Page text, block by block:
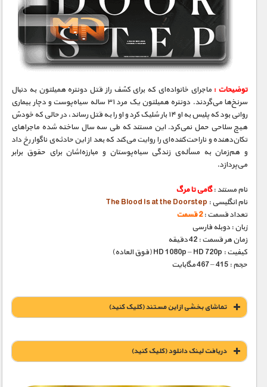
مسابقات / ورزشی
مستند های اختصاصی
توضیحات :ماجرای خانواده‌ای که برای کشف راز قتل دونتره همیلتون به دنبال
سرنخ‌ها می‌گردند. دونتره همیلتون یک مرد ۳۱ ساله سیاه‌پوست و دچار بیماری
روانی بود که پلیس به او ۱۴ بار شلیک کرد و او را به قتل رساند، در حالی که خودش
هیچ سلاحی حمل نمی‌کرد. این مستند که طی سه سال ساخته شده ماجراهای
تکان‌دهنده و ناراحت‌کننده‌ای را روایت می‌کند که بعد از این حادثه‌ی ناگوار رخ داد
و هم‌زمان به مسأله‌ی زندگی سیاه‌پوستان و مبارزه‌اشان برای حقوق برابر
می‌پردازد.
نام مستند :گامی تا مرگ
نام انگلیسی : The Blood Is at the Doorstep
تعداد قسمت :2 قسمت
زبان : دوبله فارسی
زمان هر قسمت : 42 دقیقه
کیفیت : HD 1080p – HD 720p (فوق العاده)
حجم : 415 – 467 مگابایت
تماشای بخشی از این مستند (کلیک کنید)
دریافت لينک دانلود (کليک کنيد)